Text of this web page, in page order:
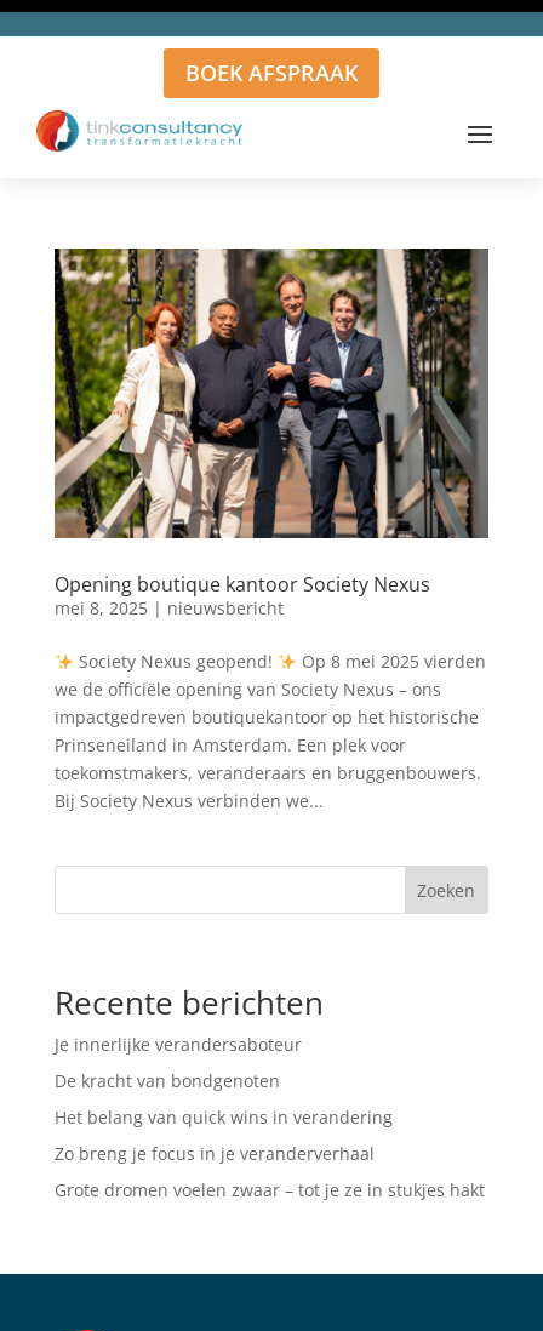
BOEK AFSPRAAK
Opening boutique kantoor Society Nexus
mei 8, 2025| nieuwsbericht
Society Nexus geopend!
Op 8 mei 2025 vierden
we de officiële opening van Society Nexus – ons
impactgedreven boutiquekantoor op het historische
Prinseneiland in Amsterdam. Een plek voor
toekomstmakers, veranderaars en bruggenbouwers.
Bij Society Nexus verbinden we...
Zoeken
Recente berichten
Je innerlijke verandersaboteur
De kracht van bondgenoten
Het belang van quick wins in verandering
Zo breng je focus in je veranderverhaal
Grote dromen voelen zwaar – tot je ze in stukjes hakt